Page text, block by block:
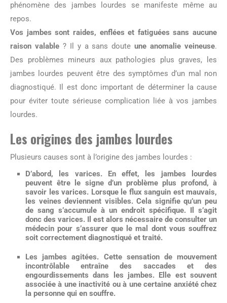
phénomène des jambes lourdes se manifeste même au
repos.
Vos jambes sont raides, enflées et fatiguées sans aucune
raison valable? Il y a sans douteune anomalie veineuse.
Des problèmes mineurs aux pathologies plus graves, les
jambes lourdes peuvent être des symptômes d’un mal non
diagnostiqué. Il est donc important de déterminer la cause
pour éviter toute sérieuse complication liée à vos jambes
lourdes.
Les origines des jambes lourdes
Plusieurs causes sont à l’origine des jambes lourdes :
D’abord, les varices. En effet, les jambes lourdes
peuvent être
le signe d’un problème plus profond, à
savoir les varices. Lorsque le flux sanguin est mauvais,
les veines deviennent visibles. Cela signifie qu’un peu
de sang s’accumule à un endroit spécifique. Il s’agit
donc des varices. Il est alors nécessaire de consulter un
médecin pour s’assurer que le mal dont vous souffrez
soit correctement diagnostiqué et traité.
Les jambes agitées. Cette sensation de mouvement
incontrôlable entraîne des saccades et des
engourdissements dans les jambes. Elle est souvent
associée à une inactivité ou à une certaine anxiété chez
la personne qui en souffre.